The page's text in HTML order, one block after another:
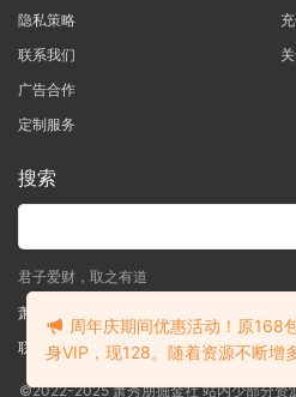
隐私策略
联系我们
广告合作
定制服务
搜索
君子爱财，取之有道
萧秀朋掘金社
联系客服(说明需求，勿问在否)
©2022-2025 萧秀朋掘金社 站内少部分资
周年庆期间优惠活动！原168
身VIP，现128。随着资源不断增